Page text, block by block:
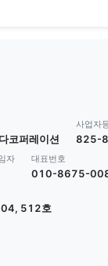
코퍼레이션
사업자
825-
자 대표번호
010-8675-
512호